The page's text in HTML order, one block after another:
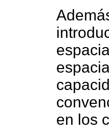
en los